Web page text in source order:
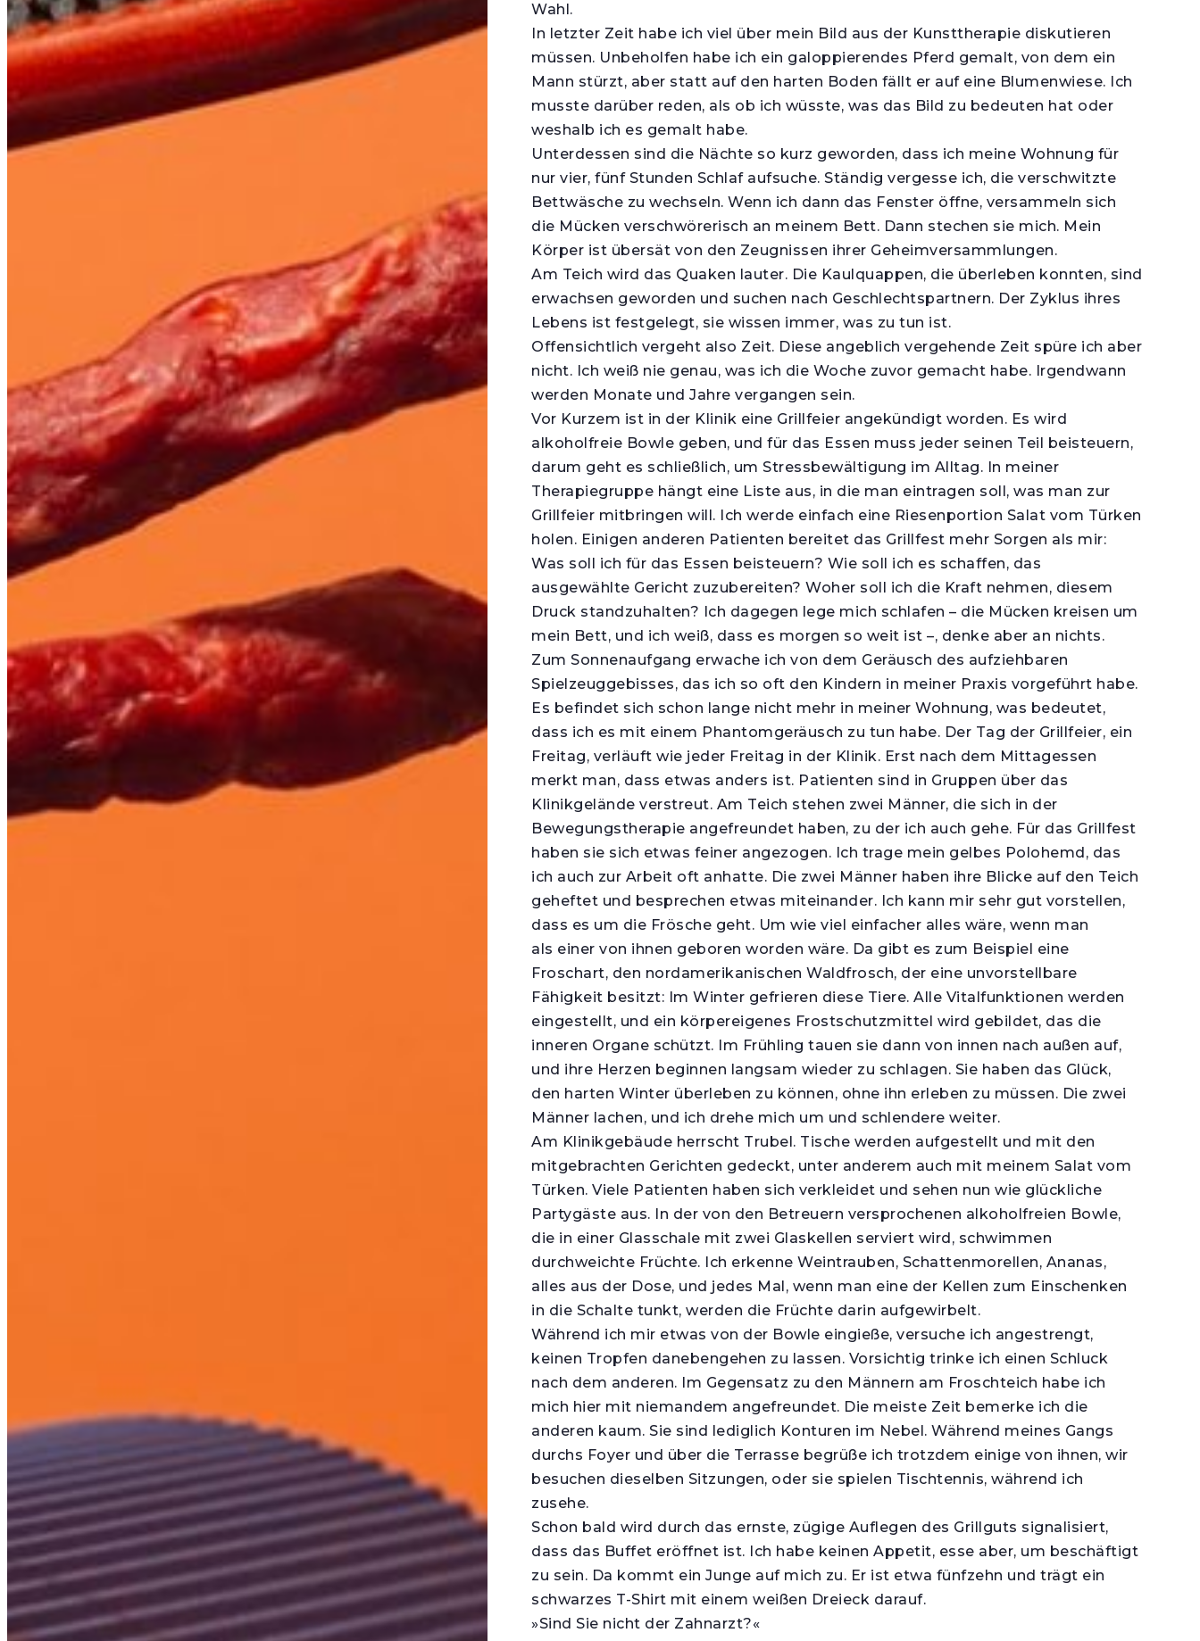
Wahl.
In letzter Zeit habe ich viel über mein Bild aus der Kunsttherapie diskutieren
müssen. Unbeholfen habe ich ein galoppierendes Pferd gemalt, von dem ein
Mann stürzt, aber statt auf den harten Boden fällt er auf eine Blumenwiese. Ich
musste darüber reden, als ob ich wüsste, was das Bild zu bedeuten hat oder
weshalb ich es gemalt habe.
Unterdessen sind die Nächte so kurz geworden, dass ich meine Wohnung für
nur vier, fünf Stunden Schlaf aufsuche. Ständig vergesse ich, die verschwitzte
Bettwäsche zu wechseln. Wenn ich dann das Fenster öffne, versammeln sich
die Mücken verschwörerisch an meinem Bett. Dann stechen sie mich. Mein
Körper ist übersät von den Zeugnissen ihrer Geheimversammlungen.
Am Teich wird das Quaken lauter. Die Kaulquappen, die überleben konnten, sind
erwachsen geworden und suchen nach Geschlechtspartnern. Der Zyklus ihres
Lebens ist festgelegt, sie wissen immer, was zu tun ist.
Offensichtlich vergeht also Zeit. Diese angeblich vergehende Zeit spüre ich aber
nicht. Ich weiß nie genau, was ich die Woche zuvor gemacht habe. Irgendwann
werden Monate und Jahre vergangen sein.
Vor Kurzem ist in der Klinik eine Grillfeier angekündigt worden. Es wird
alkoholfreie Bowle geben, und für das Essen muss jeder seinen Teil beisteuern,
darum geht es schließlich, um Stressbewältigung im Alltag. In meiner
Therapiegruppe hängt eine Liste aus, in die man eintragen soll, was man zur
Grillfeier mitbringen will. Ich werde einfach eine Riesenportion Salat vom Türken
holen. Einigen anderen Patienten bereitet das Grillfest mehr Sorgen als mir:
Was soll ich für das Essen beisteuern? Wie soll ich es schaffen, das
ausgewählte Gericht zuzubereiten? Woher soll ich die Kraft nehmen, diesem
Druck standzuhalten? Ich dagegen lege mich schlafen – die Mücken kreisen um
mein Bett, und ich weiß, dass es morgen so weit ist –, denke aber an nichts.
Zum Sonnenaufgang erwache ich von dem Geräusch des aufziehbaren
Spielzeuggebisses, das ich so oft den Kindern in meiner Praxis vorgeführt habe.
Es befindet sich schon lange nicht mehr in meiner Wohnung, was bedeutet,
dass ich es mit einem Phantomgeräusch zu tun habe. Der Tag der Grillfeier, ein
Freitag, verläuft wie jeder Freitag in der Klinik. Erst nach dem Mittagessen
merkt man, dass etwas anders ist. Patienten sind in Gruppen über das
Klinikgelände verstreut. Am Teich stehen zwei Männer, die sich in der
Bewegungstherapie angefreundet haben, zu der ich auch gehe. Für das Grillfest
haben sie sich etwas feiner angezogen. Ich trage mein gelbes Polohemd, das
ich auch zur Arbeit oft anhatte. Die zwei Männer haben ihre Blicke auf den Teich
geheftet und besprechen etwas miteinander. Ich kann mir sehr gut vorstellen,
dass es um die Frösche geht. Um wie viel einfacher alles wäre, wenn man
als einer von ihnen geboren worden wäre. Da gibt es zum Beispiel eine
Froschart, den nordamerikanischen Waldfrosch, der eine unvorstellbare
Fähigkeit besitzt: Im Winter gefrieren diese Tiere. Alle Vitalfunktionen werden
eingestellt, und ein körpereigenes Frostschutzmittel wird gebildet, das die
inneren Organe schützt. Im Frühling tauen sie dann von innen nach außen auf,
und ihre Herzen beginnen langsam wieder zu schlagen. Sie haben das Glück,
den harten Winter überleben zu können, ohne ihn erleben zu müssen. Die zwei
Männer lachen, und ich drehe mich um und schlendere weiter.
Am Klinikgebäude herrscht Trubel. Tische werden aufgestellt und mit den
mitgebrachten Gerichten gedeckt, unter anderem auch mit meinem Salat vom
Türken. Viele Patienten haben sich verkleidet und sehen nun wie glückliche
Partygäste aus. In der von den Betreuern versprochenen alkoholfreien Bowle,
die in einer Glasschale mit zwei Glaskellen serviert wird, schwimmen
durchweichte Früchte. Ich erkenne Weintrauben, Schattenmorellen, Ananas,
alles aus der Dose, und jedes Mal, wenn man eine der Kellen zum Einschenken
in die Schalte tunkt, werden die Früchte darin aufgewirbelt.
Während ich mir etwas von der Bowle eingieße, versuche ich angestrengt,
keinen Tropfen danebengehen zu lassen. Vorsichtig trinke ich einen Schluck
nach dem anderen. Im Gegensatz zu den Männern am Froschteich habe ich
mich hier mit niemandem angefreundet. Die meiste Zeit bemerke ich die
anderen kaum. Sie sind lediglich Konturen im Nebel. Während meines Gangs
durchs Foyer und über die Terrasse begrüße ich trotzdem einige von ihnen, wir
besuchen dieselben Sitzungen, oder sie spielen Tischtennis, während ich
zusehe.
Schon bald wird durch das ernste, zügige Auflegen des Grillguts signalisiert,
dass das Buffet eröffnet ist. Ich habe keinen Appetit, esse aber, um beschäftigt
zu sein. Da kommt ein Junge auf mich zu. Er ist etwa fünfzehn und trägt ein
schwarzes T-Shirt mit einem weißen Dreieck darauf.
»Sind Sie nicht der Zahnarzt?«